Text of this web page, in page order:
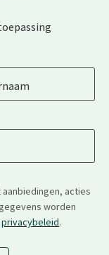
acties
worden
privacybeleid.